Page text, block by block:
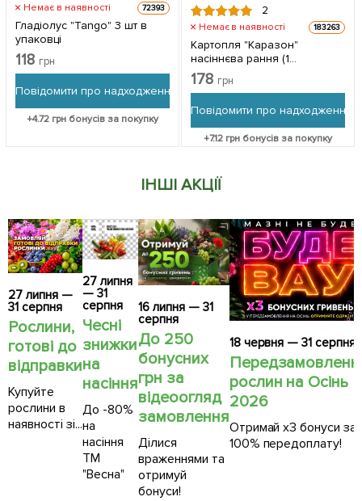
Немає в наявності 72393
Гладіолус "Tango" 3 шт в
упаковці
118 грн
Повідомити про надходження
+4.72 грн бонусів за покупку
2
Немає в наявності 183263
Картопля "Каразон"
насіннєва рання (1
репродукція) 1кг
178 грн
Повідомити про надходження
+7.12 грн бонусів за покупку
ІНШІ АКЦІЇ
27 липня —
31 серпня
Рослини,
готові до
відправки
Купуйте
рослини в
наявності зі...
27 липня
— 31
серпня
Чесні
знижки
на
насіння
До -80%
на
насіння
ТМ
"Весна"
16 липня — 31
серпня
До 250
бонусних
грн за
відеоогляд
замовлення
Ділися
враженнями та
отримуй
бонуси!
18 червня — 31 серпня
рослин на Осінь
2026
Отримай х3 бонуси за
100% передоплату!